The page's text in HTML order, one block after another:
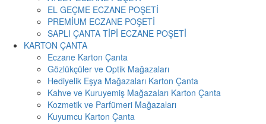
EL GEÇME ECZANE POŞETİ
PREMİUM ECZANE POŞETİ
SAPLI ÇANTA TİPİ ECZANE POŞETİ
KARTON ÇANTA
Eczane Karton Çanta
Gözlükçüler ve Optik Mağazaları
Hediyelik Eşya Mağazaları Karton Çanta
Kahve ve Kuruyemiş Mağazaları Karton Çanta
Kozmetik ve Parfümeri Mağazaları
Kuyumcu Karton Çanta